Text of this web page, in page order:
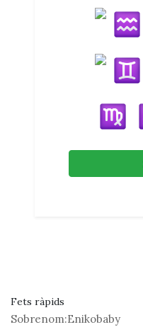
Fets ràpids
Sobrenom:Enikobaby